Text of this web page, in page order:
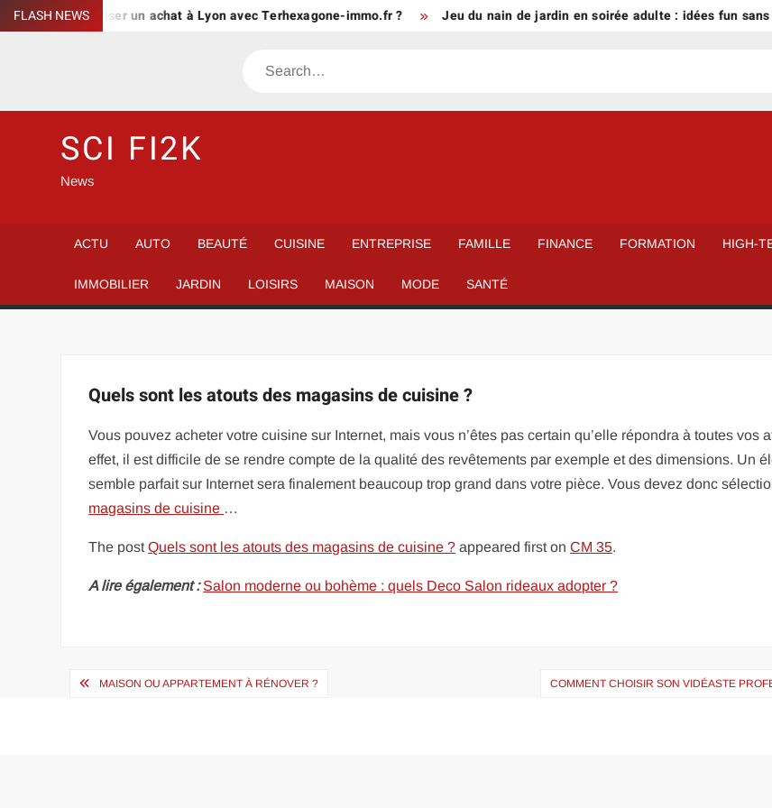
Skip
to
FLASH NEWSsécuriser un achat à Lyon avec Terhexagone-immo.fr ? Jeu du nain de jardin en soirée adulte : idées fun sans
Search
SCI FI2K
News
ACTU AUTO BEAUTÉ CUISINE ENTREPRISE FAMILLE FINANCE FORMATION HIGH-
IMMOBILIER JARDIN LOISIRS MAISON MODE SANTÉ
Quels sont les atouts des magasins de cuisine ?
Vous pouvez acheter votre cuisine sur Internet, mais vous n’êtes pas certain qu’elle répondra à toutes vos
effet, il est difficile de se rendre compte de la qualité des revêtements par exemple et des dimensions. Un
semble parfait sur Internet sera finalement beaucoup trop grand dans votre pièce. Vous devez donc
magasins de cuisine …
The postQuels sont les atouts des magasins de cuisine ? appeared first onCM 35.
A lire également : Salon moderne ou bohème : quels Deco Salon rideaux adopter ?
Navigation
MAISON OU APPARTEMENT À RÉNOVER ? COMMENT CHOISIR SON VIDÉASTE